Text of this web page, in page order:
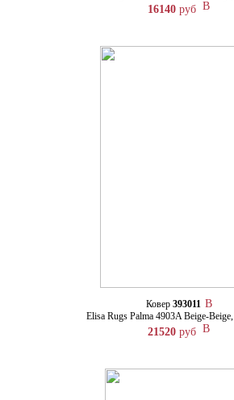
16140 руб
Ковер 393011
Elisa Rugs Palma 4903A Beige-Beige,
21520 руб